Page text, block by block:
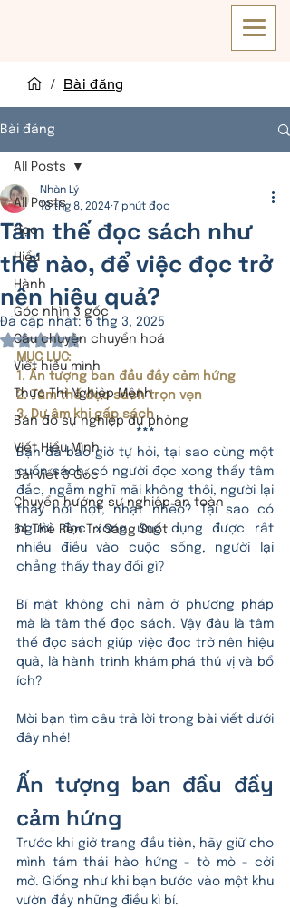
/ Bài đăng
Bài đăng
All Posts
Học
Hiểu
Hành
Góc nhìn 3 gốc
Câu chuyện chuyển hoá
Viết hiểu mình
Thực Thi Nghiệp Mệnh
Bản đồ sự nghiệp dự phòng
Viết Hiểu Mình
Bài viết 3 Gốc
Chuyển hướng sự nghiệp an toàn
64 Thẻ Rèn Trí Sáng Suốt
All Posts
Tâm thế đọc sách như
thế nào, để việc đọc trở
nên hiệu quả?
Nhàn Lý
18 thg 8, 2024 7 phút đọc
Đã cập nhật: 6 thg 3, 2025
Đã xếp hạng NaN/5 sao.
MỤC LỤC:
1. Ấn tượng ban đầu đầy cảm hứng
2. Tâm thế đọc sách trọn vẹn
3. Dư âm khi gấp sách
***
Bạn đã bao giờ tự hỏi, tại sao cùng một
cuốn sách, có người đọc xong thấy tâm
đắc, ngẫm nghĩ mãi không thôi, người lại
thấy hời hợt, nhạt nhẽo? Tại sao có
người đọc xong ứng dụng được rất
nhiều điều vào cuộc sống, người lại
chẳng thấy thay đổi gì?
Bí mật không chỉ nằm ở phương pháp
mà là tâm thế đọc sách. Vậy đâu là tâm
thế đọc sách giúp việc đọc trở nên hiệu
quả, là hành trình khám phá thú vị và bổ
ích?
Mời bạn tìm câu trả lời trong bài viết dưới
đây nhé!
Ấn tượng ban đầu đầy
cảm hứng
Trước khi giở trang đầu tiên, hãy giữ cho
mình tâm thái hào hứng - tò mò - cởi
mở. Giống như khi bạn bước vào một khu
vườn đầy những điều kì bí.